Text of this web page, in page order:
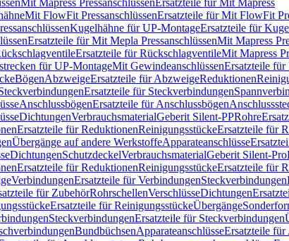
Mit Mapress PressanschlüssenErsatzteile für Mit Mapress
Mit FlowFit PressanschlüssenErsatzteile für Mit FlowFit
Kugelhähne für UP-MontageErsatzteile für
Ersatzteile für Mit Mepla PressanschlüssenMit Mapress
Ersatzteile für RückschlagventileMit Mapress
für UP-MontageMit GewindeanschlüssenErsatzteile für
BögenAbzweigeErsatzteile für AbzweigeReduktionen
Ersatzteile für Steckverbindungen
AnschlussbögenErsatzteile für Anschlussbögen
DichtungenVerbrauchsmaterialGeberit Silent-PPRohre
Ersatzteile für ReduktionenReinigungsstückeErsatzteile für
Übergänge auf andere WerkstoffeApparateanschlüsse
DichtungenSchutzdeckelVerbrauchsmaterialGeberit Silent-Pro
Ersatzteile für ReduktionenReinigungsstückeErsatzteile für
VerbindungenErsatzteile für VerbindungenSteckverbindungen
für ZubehörRohrschellenVerschlüsseDichtungen
Ersatzteile für ReinigungsstückeÜbergänge
SteckverbindungenErsatzteile für Steckverbindungen
BundbüchsenApparateanschlüsseErsatzteile für